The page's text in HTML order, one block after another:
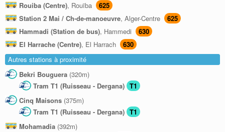
Rouiba (Centre), Rouïba
625
Station 2 Mai / Ch-de-manoeuvre, Alger-Centre
625
Hammadi (Station de bus), Hammedi
630
El Harrache (Centre), El Harrach
630
Autres stations à proximité
Bekri Bouguera (320m)
Tram T1 (Ruisseau - Dergana) T1
Cinq Maisons (375m)
Tram T1 (Ruisseau - Dergana) T1
Mohamadia (392m)